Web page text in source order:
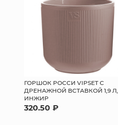
ГОРШОК РОССИ VIPSET С
ДРЕНАЖНОЙ ВСТАВКОЙ 1,9 Л,
ИНЖИР
320.50 ₽